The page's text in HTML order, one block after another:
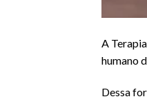
A
humano
Dessa